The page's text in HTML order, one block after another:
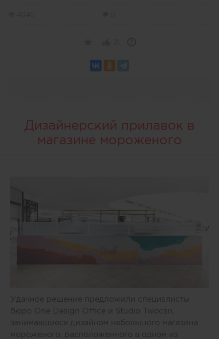
Дизайнерский прилавок в
магазине мороженого
Удачное решение предложили специалисты
бюро One Design Office и Studio Twocan,
занимавшиеся дизайном небольшого магазина
мороженого, расположенного в одном из